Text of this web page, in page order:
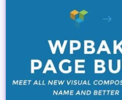
Dettagli